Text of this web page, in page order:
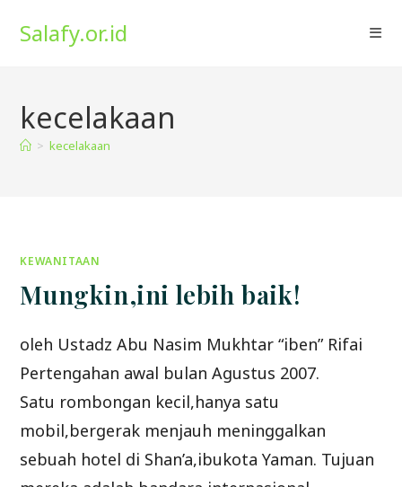
Salafy.or.id
kecelakaan
> kecelakaan
KEWANITAAN
Mungkin,ini lebih baik!
oleh Ustadz Abu Nasim Mukhtar “iben” Rifai
Pertengahan awal bulan Agustus 2007.
Satu rombongan kecil,hanya satu
mobil,bergerak menjauh meninggalkan
sebuah hotel di Shan’a,ibukota Yaman. Tujuan